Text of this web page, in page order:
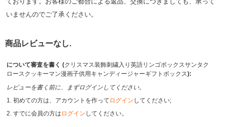
いませんのでご了承ください。
商品レビューなし.
について審査を書く (クリスマス装飾刺繍入り英語リンゴボックスサンタク
ロースクッキーマン漫画子供用キャンディージャーギフトボックス):
レビューを書く前に、まずログインしてください。
1. 初めての方は、アカウントを作って ログイン してください;
2. すでに会員の方は ログイン してください。